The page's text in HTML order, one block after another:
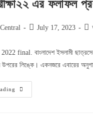
এর ফলাফল
PostJuly 17, 2023
final. বাংলাদেশ ইসলামী
লিঙ্কে। একনজরে এবারের
অনুগামী
পরীক্ষা২২